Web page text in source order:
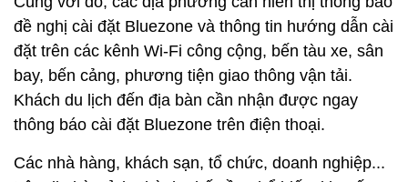
đề nghị cài đặt Bluezone và thông tin hướng dẫn cài
đặt trên các kênh Wi-Fi công cộng, bến tàu xe, sân
bay, bến cảng, phương tiện giao thông vận tải.
Khách du lịch đến địa bàn cần nhận được ngay
thông báo cài đặt Bluezone trên điện thoại.
Các nhà hàng, khách sạn, tổ chức, doanh nghiệp...